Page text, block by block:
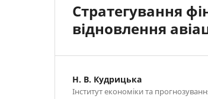
Стратегування
відновлення
Н. В. Кудрицька
Інститут економіки та